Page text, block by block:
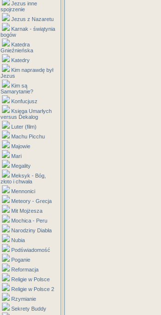
Jezus inne
spojrzenie
Jezus z Nazaretu
Karnak - świątynia
bogów
Katedra
Gnieźnieńska
Katedry
Kim naprawdę był
Jezus
Kim są
Samarytanie?
Konfucjusz
Księga Umarłych
versus Dekalog
Luter (film)
Machu Picchu
Majowie
Mari
Megality
Meksyk - Bóg,
złoto i chwała
Mennonici
Meteory - Grecja
Mit Mojżesza
Mochica - Peru
Narodziny Diabła
Nubia
Podświadomość
Poganie
Reformacja
Religie w Polsce
Religie w Polsce 2
Rzymianie
Sekrety Buddy